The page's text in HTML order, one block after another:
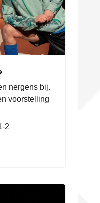
nergens bij.
voorstelling
2